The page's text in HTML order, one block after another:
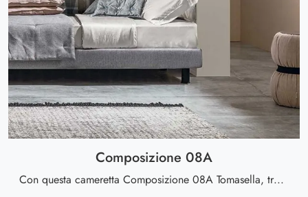
Composizione 08A
Con questa cameretta Composizione 08A Tomasella, tra le soluzioni a ponte, potrai arredare stanze moderne per ragazzi.